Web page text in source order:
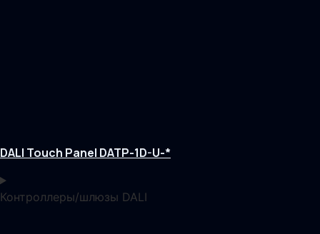
DALI Touch Panel DATP-1D-U-*
Контроллеры/шлюзы DALI